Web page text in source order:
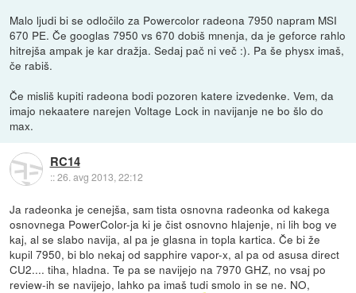
Malo ljudi bi se odločilo za Powercolor radeona 7950 napram MSI
670 PE. Če googlas 7950 vs 670 dobiš mnenja, da je geforce rahlo
hitrejša ampak je kar dražja. Sedaj pač ni več :). Pa še physx imaš,
če rabiš.
Če misliš kupiti radeona bodi pozoren katere izvedenke. Vem, da
imajo nekaatere narejen Voltage Lock in navijanje ne bo šlo do
max.
RC14
::26. avg 2013, 22:12
Ja radeonka je cenejša, sam tista osnovna radeonka od kakega
osnovnega PowerColor-ja ki je čist osnovno hlajenje, ni lih bog ve
kaj, al se slabo navija, al pa je glasna in topla kartica. Če bi že
kupil 7950, bi blo nekaj od sapphire vapor-x, al pa od asusa direct
CU2.... tiha, hladna. Te pa se navijejo na 7970 GHZ, no vsaj po
review-ih se navijejo, lahko pa imaš tudi smolo in se ne. NO,